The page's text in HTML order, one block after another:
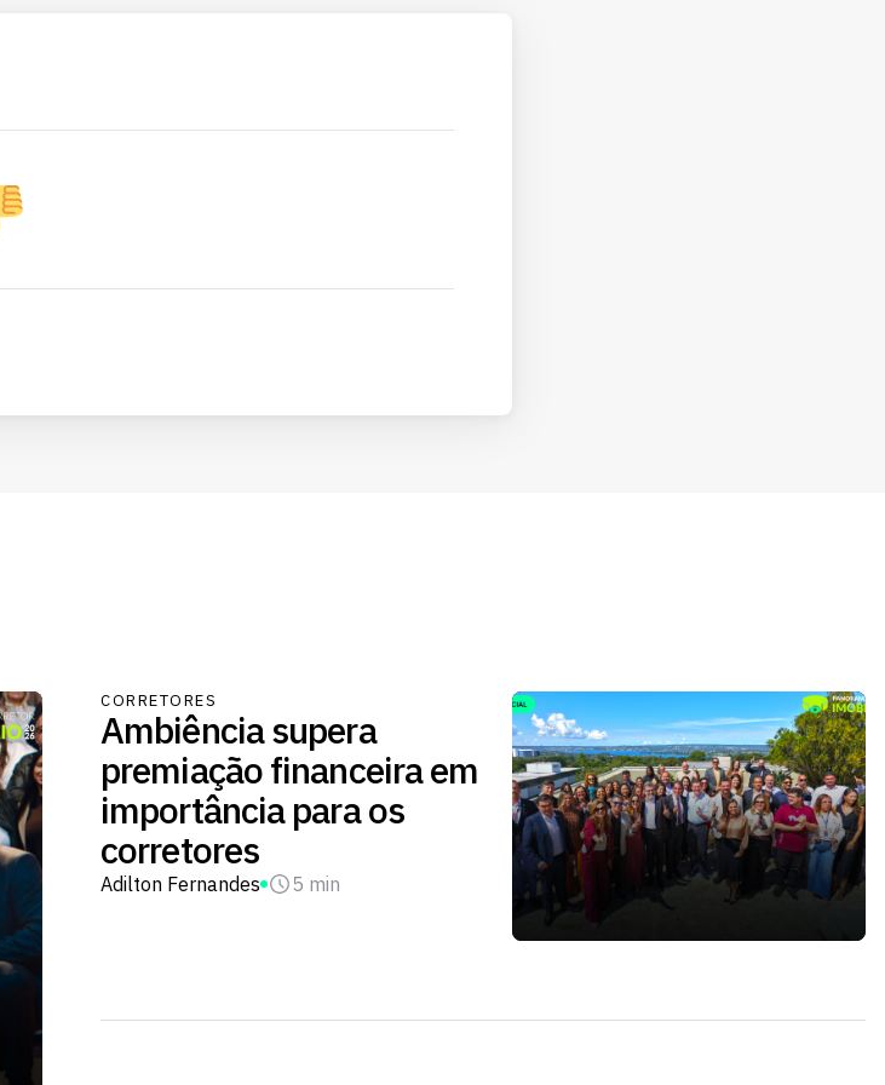
CORRETORES
Ambiência supera
premiação financeira em
importância para os
corretores
Adilton Fernandes 5 min